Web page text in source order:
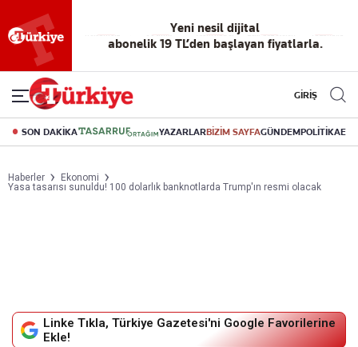
okuma
deneyimi
dijital arşiv
Akıllı haber
asistanı
Eski gazeteleri
indirme
canlı soru
cevap
GİRİŞ
SON DAKİKA YAZARLARBİZİM SAYFAGÜNDEMPOLİTİKA
Haberler
Ekonomi
Yasa tasarısı sunuldu! 100 dolarlık banknotlarda Trump'ın resmi olacak
Linke Tıkla, Türkiye Gazetesi'ni Google Favorilerine
Ekle!